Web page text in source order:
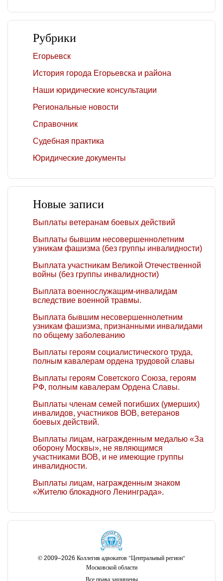
Рубрики
Егорьевск
История города Егорьевска и района
Наши юридические консультации
Региональные новости
Справочник
Судебная практика
Юридические документы
Новые записи
Выплаты ветеранам боевых действий
Выплаты бывшим несовершеннолетним
узникам фашизма (без группы инвалидности)
Выплата участникам Великой Отечественной
войны (без группы инвалидности)
Выплата военнослужащим-инвалидам
вследствие военной травмы.
Выплата бывшим несовершеннолетним
узникам фашизма, признанными инвалидами
по общему заболеванию
Выплаты героям социалистического труда,
полным кавалерам ордена трудовой славы
Выплаты героям Советского Союза, героям
РФ, полным кавалерам Ордена Славы.
Выплаты членам семей погибших (умерших)
инвалидов, участников ВОВ, ветеранов
боевых действий.
Выплаты лицам, награжденным медалью «За
оборону Москвы», не являющимся
участниками ВОВ, и не имеющие группы
инвалидности.
Выплаты лицам, награжденным знаком
«Жителю блокадного Ленинграда».
© 2009–2026 Коллегия адвокатов "Центральный регион"
Московской области
Все права защищены